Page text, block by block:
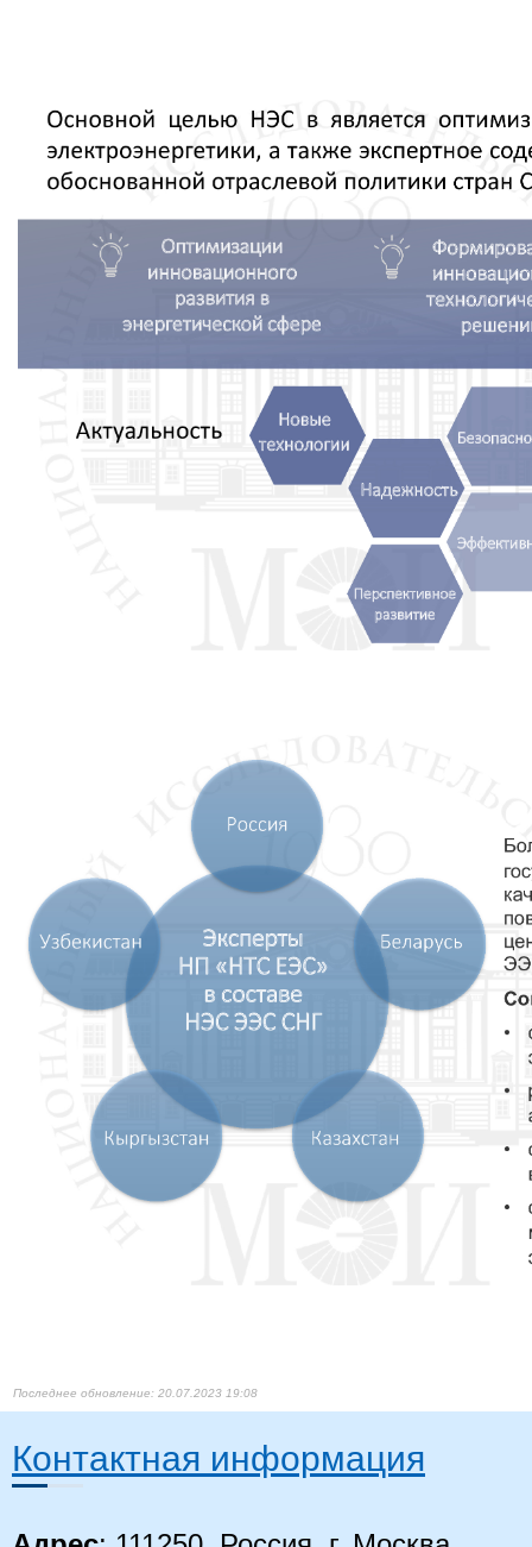
20.07.2023 19:08
Контактная информация